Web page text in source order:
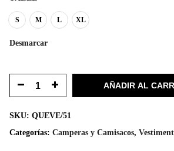
era:
$1.499.
S M L XL
Desmarcar
AÑADIR AL
SKU: QUEVE/51
Categorías: Camperas y Camisacos,